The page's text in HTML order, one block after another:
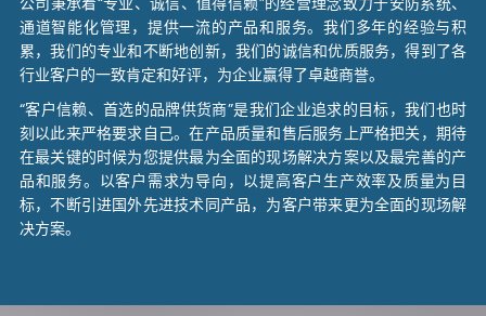
通道智能化管理，提供一流的产品和服务。我们多年的经验与积
累，我们的专业和不断地创新，我们的诚信和优质服务，得到了各
行业客户的一致肯定和好评，为企业赢得了卓越商誉。
“客户信赖、首选的品牌供货商”是我们企业追求的目标，我们也时
刻以此来严格要求自己。在产品质量和售后服务上严格把关，期待
在最关键的时候为您提供最为全面的现场解决方案以及最完善的产
品和服务。以客户需求为导向，以提高客户生产效率及质量为目
标，不断引进国外先进技术同产品，为客户带来更为全面的现场解
决方案。